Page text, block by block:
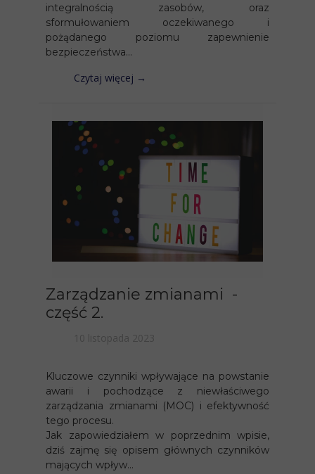
integralnością zasobów, oraz
sformułowaniem oczekiwanego i
pożądanego poziomu zapewnienie
bezpieczeństwa...
Czytaj więcej →
Zarządzanie zmianami -
część 2.
10 listopada 2023
Kluczowe czynniki wpływające na powstanie
awarii i pochodzące z niewłaściwego
zarządzania zmianami (MOC) i efektywność
tego procesu.
Jak zapowiedziałem w poprzednim wpisie,
dziś zajmę się opisem głównych czynników
mających wpływ...